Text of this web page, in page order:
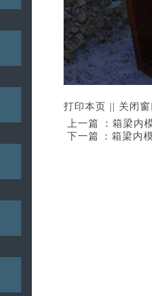
打印本页
关闭
上一篇： 箱梁内
下一篇： 箱梁内